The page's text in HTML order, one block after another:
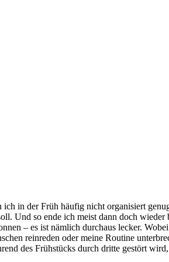
in der Früh häufig nicht organisiert
Und so ende ich meist dann doch
– es ist nämlich durchaus lecker.
reinreden oder meine Routine
des Frühstücks durch dritte gestört